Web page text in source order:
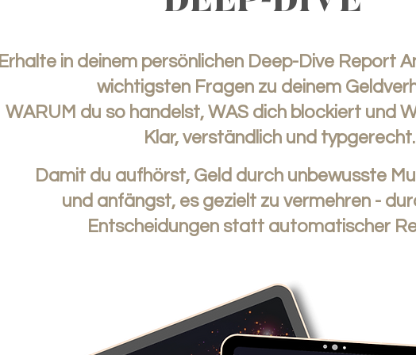
Erhalte in deinem persönlichen Deep-Dive Report
wichtigsten Fragen zu deinem
WARUM du so handelst, WAS dich blockiert und
Klar, verständlich und typgerecht.
Damit du aufhörst, Geld durch unbewusste
und anfängst, es gezielt zu vermehren -
Entscheidungen statt automatischer